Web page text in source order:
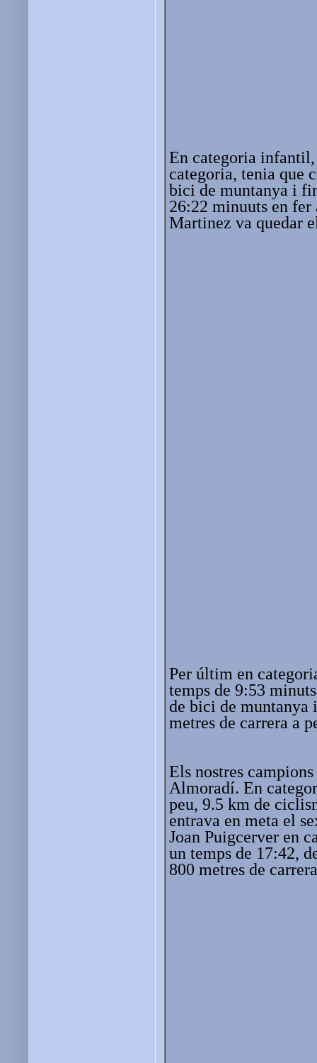
En categoria infantil,
categoria, tenia que
bici de muntanya i
26:22 minuuts en fer
Martinez va quedar
Per últim en
temps de 9:53
de bici de muntanya
metres de carrera a
Els nostres
Almoradí. En
peu, 9.5 km de
entrava en meta el
Joan Puigcerver en
un temps de 17:42,
800 metres de